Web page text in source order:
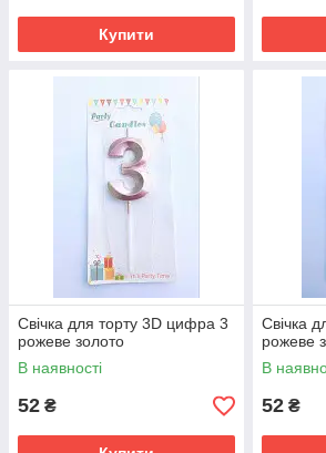
Купити
Свічка для торту 3D цифра 3
рожеве золото
В наявності
52 ₴
Свічка
рожеве
В
52 ₴